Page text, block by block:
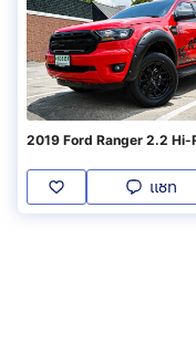
2019 Ford Ranger 2.2 Hi-
แชท